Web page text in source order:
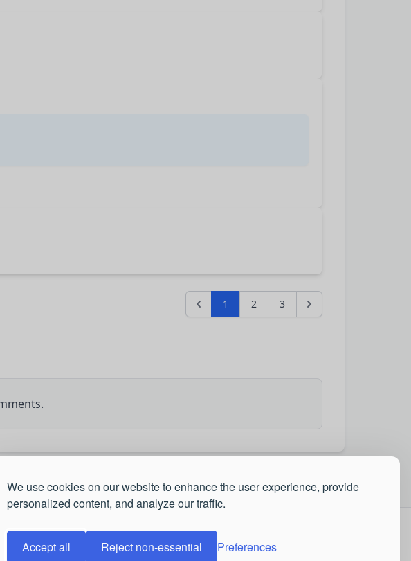
We use cookies on our website to enhance the user experience, provide
personalized content, and analyze our traffic.
Accept all Reject non-essential Preferences
1 2 3
,Brianfaund